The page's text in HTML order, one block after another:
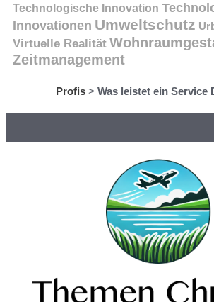
Technologische Innovation
Innovationen Umweltschutz
Virtuelle Realität
Zeitmanagement
Profis> Was leistet ein Service